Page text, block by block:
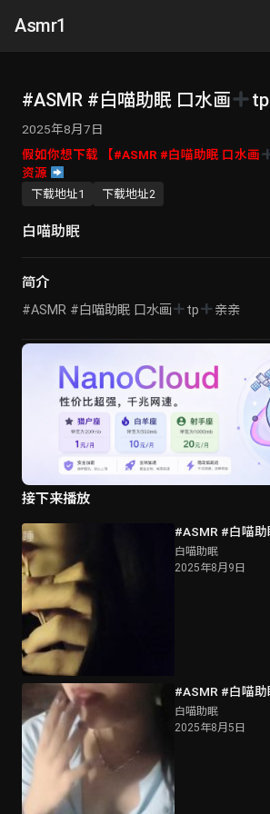
Asmr1
#ASMR #白喵助眠 口水画 tp
2025年8月7日
假如你想下载 【#ASMR #白喵助眠 口水画
资源
下载地址1 下载地址2
白喵助眠
简介
#ASMR #白喵助眠 口水画 tp 亲亲
接下来播放
白喵助眠
2025年8月9日
白喵助眠
2025年8月5日